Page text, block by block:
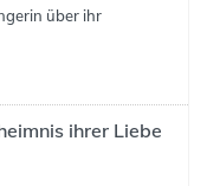
über ihr
ihrer Liebe